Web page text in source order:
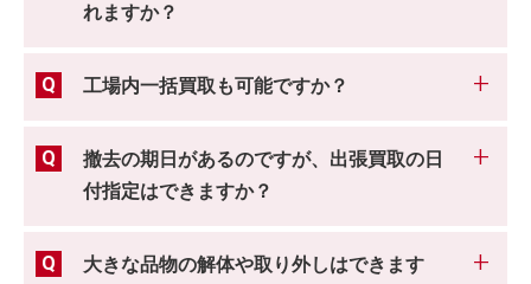
れますか？
工場内一括買取も可能ですか？
撤去の期日があるのですが、出張買取の日
付指定はできますか？
大きな品物の解体や取り外しはできます